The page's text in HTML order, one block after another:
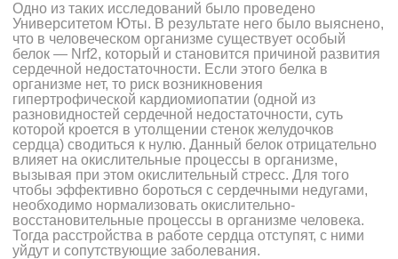
Одно из таких исследований было проведено
Университетом Юты. В результате него было выяснено,
что в человеческом организме существует особый
белок — Nrf2, который и становится причиной развития
сердечной недостаточности. Если этого белка в
организме нет, то риск возникновения
гипертрофической кардиомиопатии (одной из
разновидностей сердечной недостаточности, суть
которой кроется в утолщении стенок желудочков
сердца) сводиться к нулю. Данный белок отрицательно
влияет на окислительные процессы в организме,
вызывая при этом окислительный стресс. Для того
чтобы эффективно бороться с сердечными недугами,
необходимо нормализовать окислительно-
восстановительные процессы в организме человека.
Тогда расстройства в работе сердца отступят, с ними
уйдут и сопутствующие заболевания.